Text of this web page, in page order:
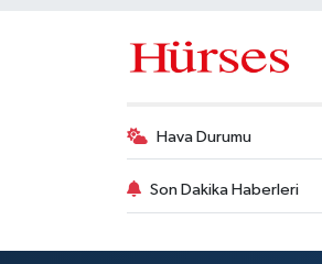
Hava Durumu
Son Dakika Haberleri